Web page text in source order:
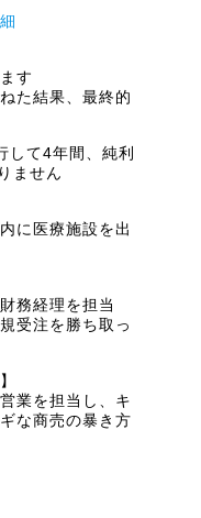
す
た結果、最終的
して4年間、純利
ません
に医療施設を出
務経理を担当
受注を勝ち取っ
業を担当し、キ
な商売の暴き方